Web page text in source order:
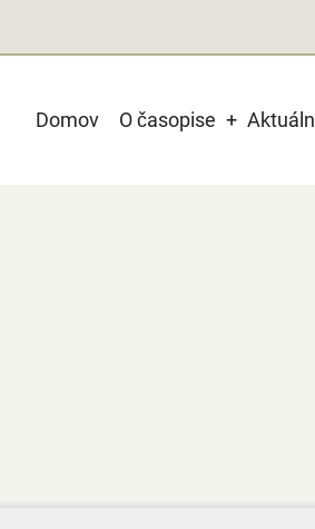
Main
Domov O časopise